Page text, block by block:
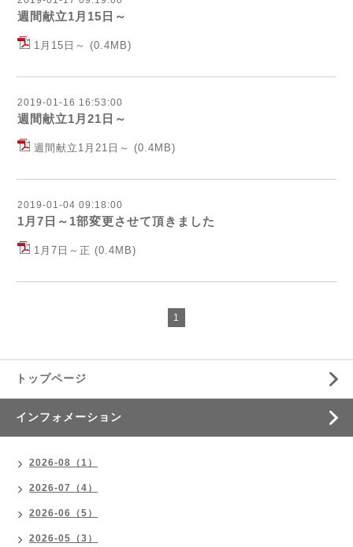
週間献立1月15日～
1月15日～ (0.4MB)
2019-01-16 16:53:00
週間献立1月21日～
週間献立1月21日～ (0.4MB)
2019-01-04 09:18:00
1月7日～1部変更させて頂きました
1月7日～正 (0.4MB)
1
トップページ
インフォメーション
2026-08（1）
2026-07（4）
2026-06（5）
2026-05（3）